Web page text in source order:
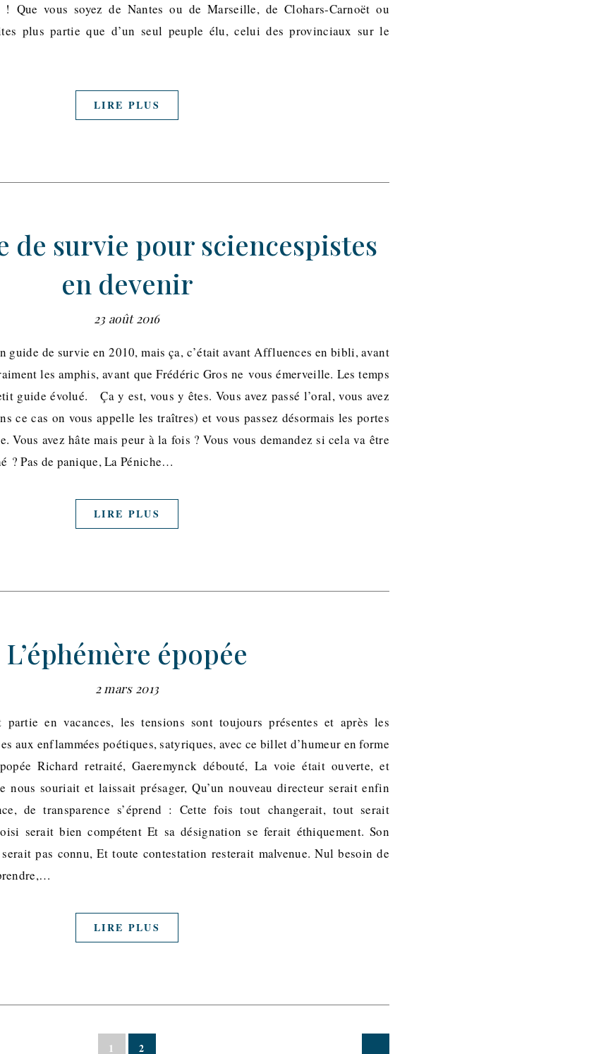
Que vous soyez de Nantes ou de Marseille, de Clohars-Carnoët ou
plus partie que d’un seul peuple élu, celui des provinciaux sur le
LIRE PLUS
de survie pour sciencespistes
en devenir
23 août 2016
guide de survie en 2010, mais ça, c’était avant Affluences en bibli, avant
les amphis, avant que Frédéric Gros ne vous émerveille. Les temps
guide évolué. Ça y est, vous y êtes. Vous avez passé l’oral, vous avez
ce cas on vous appelle les traîtres) et vous passez désormais les portes
Vous avez hâte mais peur à la fois ? Vous vous demandez si cela va être
? Pas de panique, La Péniche…
LIRE PLUS
L’éphémère épopée
2 mars 2013
partie en vacances, les tensions sont toujours présentes et après les
aux enflammées poétiques, satyriques, avec ce billet d’humeur en forme
Richard retraité, Gaeremynck débouté, La voie était ouverte, et
nous souriait et laissait présager, Qu’un nouveau directeur serait enfin
de transparence s’éprend : Cette fois tout changerait, tout serait
serait bien compétent Et sa désignation se ferait éthiquement. Son
pas connu, Et toute contestation resterait malvenue. Nul besoin de
LIRE PLUS
1 2